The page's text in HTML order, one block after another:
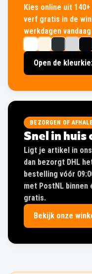
Kies online uit
verf gratis in de
werkdagen
Open de
BEZORGEN OF
Snel in
Ligt je artikel in
dan bezorgt DHL
bestelling vóór
met PostNL binnen
gratis.
Bekijk onze